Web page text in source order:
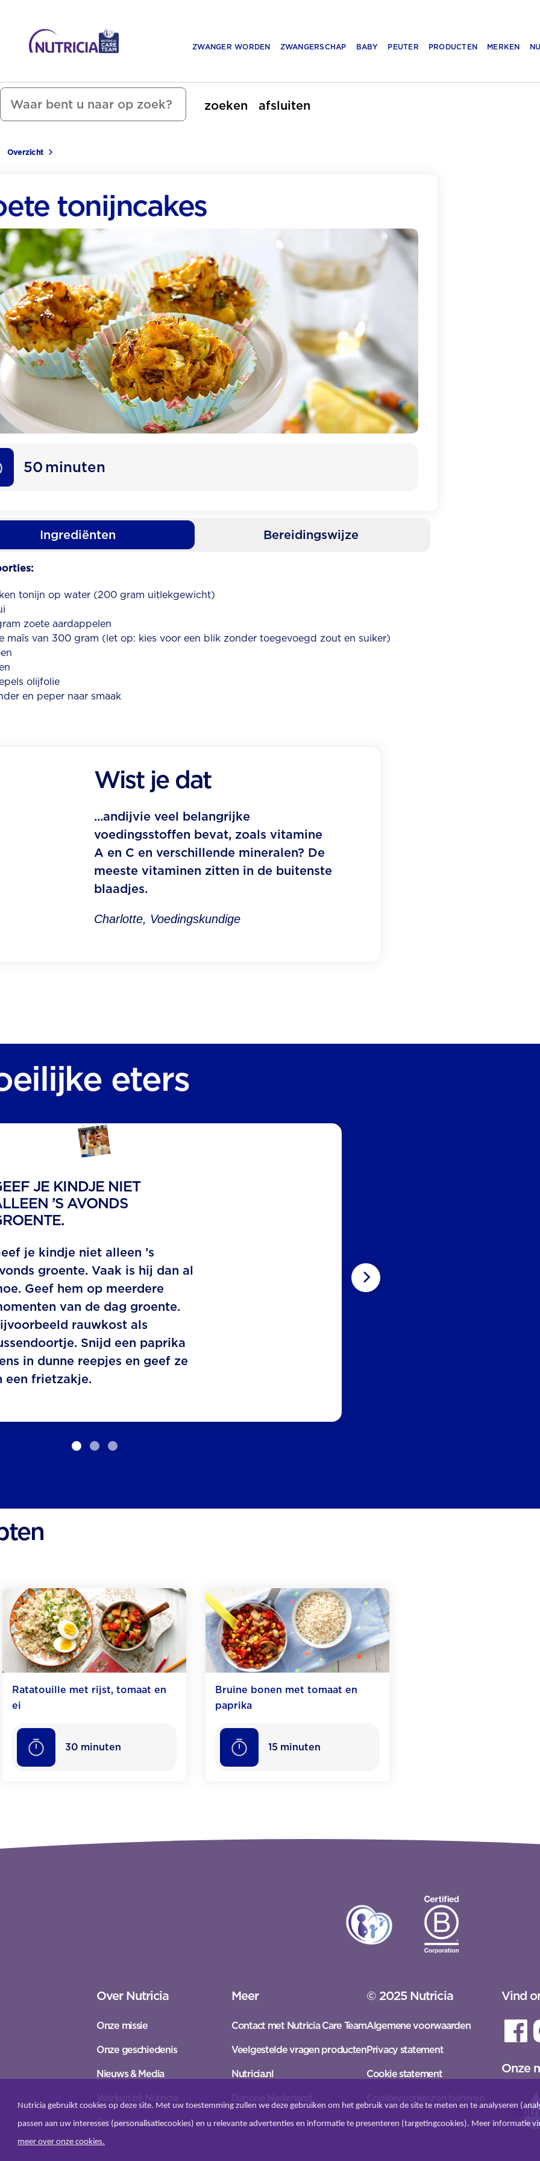
ZWANGER WORDEN ZWANGERSCHAP BABY PEUTER PRODUCTEN MERKEN
zoeken afsluiten
Overzicht
tonijncakes
50 minuten
Ingrediënten Bereidingswijze
tonijn op water (200 gram uitlekgewicht)
zoete aardappelen
maïs van 300 gram (let op: kies voor een blik zonder toegevoegd zout en suiker)
olijfolie
en peper naar smaak
Wist je dat
...andijvie veel belangrijke
voedingsstoffen bevat, zoals vitamine
A en C en verschillende mineralen? De
meeste vitaminen zitten in de buitenste
blaadjes.
Charlotte, Voedingskundige
eters
Volgende
JE KINDJE NIET
’S AVONDS
je kindje niet alleen ’s
groente. Vaak is hij dan al
Geef hem op meerdere
van de dag groente.
rauwkost als
Snijd een paprika
in dunne reepjes en geef ze
een frietzakje.
Ratatouille met rijst, tomaat en
ei
30 minuten
Bruine bonen met tomaat en
paprika
15 minuten
Over Nutricia
Onze missie
Onze geschiedenis
Nieuws & Media
Perscontacten
Meer
Contact met Nutricia Care Team
Veelgestelde vragen producten
Nutricia.nl
© 2025 Nutricia
Algemene voorwaarden
Privacy statement
Cookie statement
Vind
Onze
Nutricia gebruikt cookies op deze site. Met uw toestemming zullen we deze gebruiken om het gebruik van de site te meten en te analyseren
passen aan uw interesses (personalisatiecookies) en u relevante advertenties en informatie te presenteren (targetingcookies). Meer informatie
meer over onze cookies.